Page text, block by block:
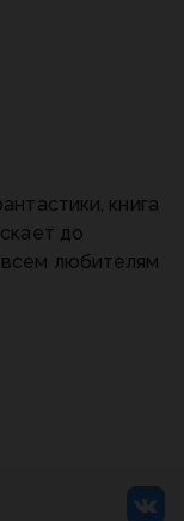
книга
до
любителям